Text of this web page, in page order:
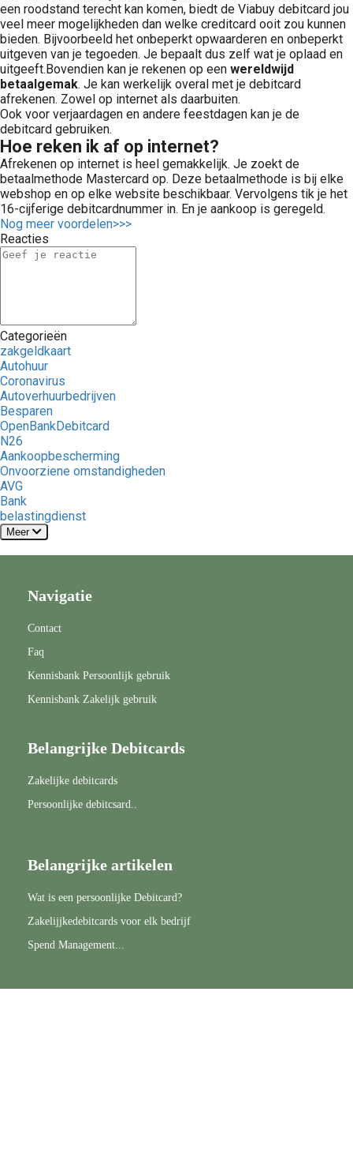
een roodstand terecht kan komen, biedt de Viabuy debitcard jou
veel meer mogelijkheden dan welke creditcard ooit zou kunnen
bieden. Bijvoorbeeld het onbeperkt opwaarderen en onbeperkt
uitgeven van je tegoeden. Je bepaalt dus zelf wat je oplaad en
uitgeeft.Bovendien kan je rekenen op een wereldwijd
betaalgemak. Je kan werkelijk overal met je debitcard
afrekenen. Zowel op internet als daarbuiten.
Ook voor verjaardagen en andere feestdagen kan je de
debitcard gebruiken.
Hoe reken ik af op internet?
Afrekenen op internet is heel gemakkelijk. Je zoekt de
betaalmethode Mastercard op. Deze betaalmethode is bij elke
webshop en op elke website beschikbaar. Vervolgens tik je het
16-cijferige debitcardnummer in. En je aankoop is geregeld.
Nog meer voordelen>>>
Reacties
Categorieën
zakgeldkaart
Autohuur
Coronavirus
Autoverhuurbedrijven
Besparen
OpenBankDebitcard
N26
Aankoopbescherming
Onvoorziene omstandigheden
AVG
Bank
belastingdienst
Meer
Navigatie
Contact
Faq
Kennisbank Persoonlijk gebruik
Kennisbank Zakelijk gebruik
Belangrijke Debitcards
Zakelijke debitcards
Persoonlijke debitcsard..
Belangrijke artikelen
Wat is een persoonlijke Debitcard?
Zakelijjkedebitcards voor elk bedrijf
Spend Management...